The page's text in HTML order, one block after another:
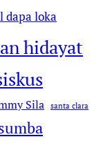
dapa loka
hidayat
Sila santa clara